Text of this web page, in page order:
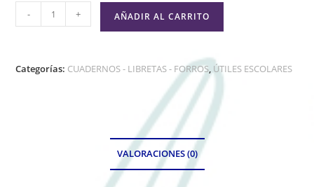
- + AÑADIR AL CARRITO
Categorías: CUADERNOS - LIBRETAS - FORROS, ÚTILES ESCOLARES
VALORACIONES (0)